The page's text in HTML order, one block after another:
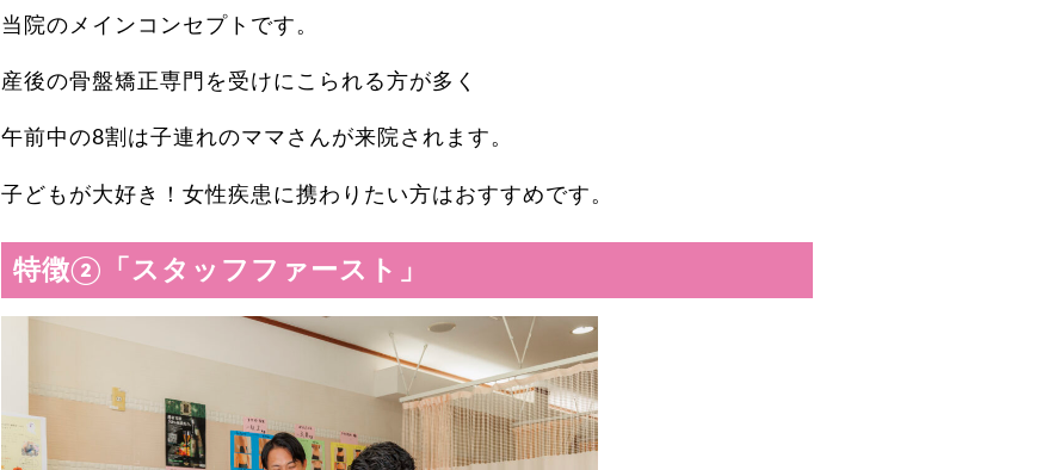
当院のメインコンセプトです。
産後の骨盤矯正専門を受けにこられる方が多く
午前中の8割は子連れのママさんが来院されます。
子どもが大好き！女性疾患に携わりたい方はおすすめです。
特徴②「スタッフファースト」